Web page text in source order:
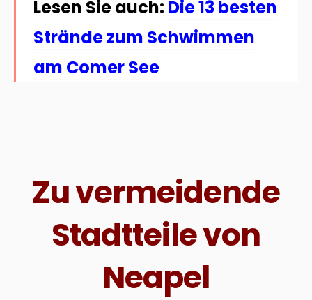
Lesen Sie auch: Die 13 besten
Strände zum Schwimmen
am Comer See
Zu vermeidende
Stadtteile von
Neapel